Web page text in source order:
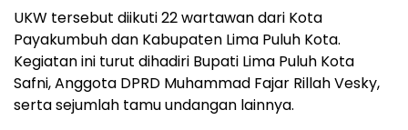
UKW tersebut diikuti 22 wartawan dari Kota
Payakumbuh dan Kabupaten Lima Puluh Kota.
Kegiatan ini turut dihadiri Bupati Lima Puluh Kota
Safni, Anggota DPRD Muhammad Fajar Rillah Vesky,
serta sejumlah tamu undangan lainnya.